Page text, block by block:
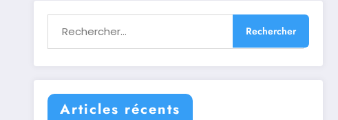
Articles récents